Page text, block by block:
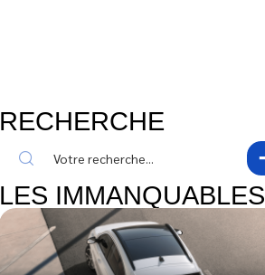
RECHERCHE
LES IMMANQUABLES